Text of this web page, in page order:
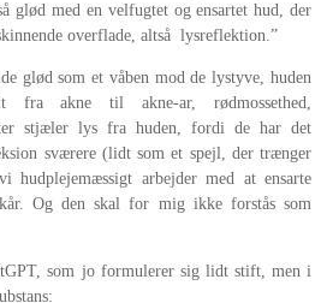
glød med en velfugtet og ensartet hud, der
overflade, altså lysreflektion.”
glød som et våben mod de lystyve, huden
fra akne til akne-ar, rødmossethed,
stjæler lys fra huden, fordi de har det
sværere (lidt som et spejl, der trænger
arbejder med at ensarte
Og den skal for mig ikke forstås som
som jo formulerer sig lidt stift, men i